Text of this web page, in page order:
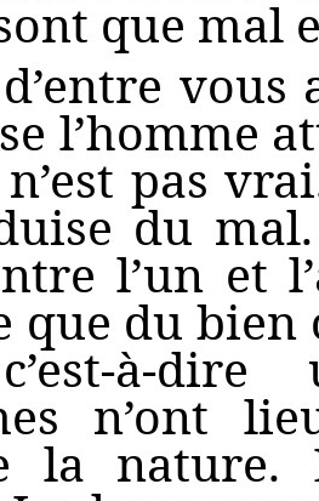
que mal
l’homme
n’est pas
du
l’un et
que du
à-
n’ont
la nature.